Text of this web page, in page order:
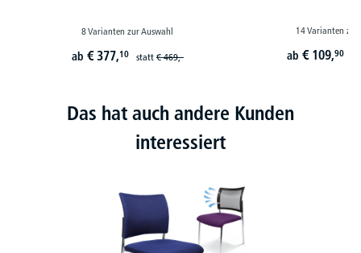
8 Varianten zur Auswahl
ab € 377,10 statt€ 469,-
14 Varianten zur
ab € 109,90
Das hat auch andere Kunden
interessiert